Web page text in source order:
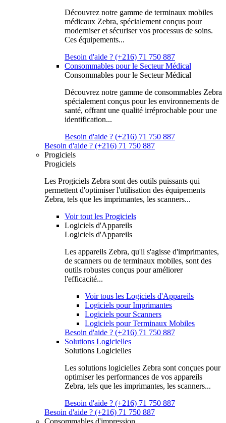
Découvrez notre gamme de terminaux mobiles
médicaux Zebra, spécialement conçus pour
moderniser et sécuriser vos processus de soins.
Ces équipements...
Besoin d'aide ? (+216) 71 750 887
Consommables pour le Secteur Médical
Consommables pour le Secteur Médical
Découvrez notre gamme de consommables Zebra
spécialement conçus pour les environnements de
santé, offrant une qualité irréprochable pour une
identification...
Besoin d'aide ? (+216) 71 750 887
Besoin d'aide ? (+216) 71 750 887
Progiciels
Progiciels
Les Progiciels Zebra sont des outils puissants qui
permettent d'optimiser l'utilisation des équipements
Zebra, tels que les imprimantes, les scanners...
Voir tout les Progiciels
Logiciels d'Appareils
Logiciels d'Appareils
Les appareils Zebra, qu'il s'agisse d'imprimantes,
de scanners ou de terminaux mobiles, sont des
outils robustes conçus pour améliorer
l'efficacité...
Voir tous les Logiciels d'Appareils
Logiciels pour Imprimantes
Logiciels pour Scanners
Logiciels pour Terminaux Mobiles
Besoin d'aide ? (+216) 71 750 887
Solutions Logicielles
Solutions Logicielles
Les solutions logicielles Zebra sont conçues pour
optimiser les performances de vos appareils
Zebra, tels que les imprimantes, les scanners...
Besoin d'aide ? (+216) 71 750 887
Besoin d'aide ? (+216) 71 750 887
Consommables d'impression